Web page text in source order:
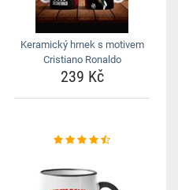
Keramický hrnek s motivem
Cristiano Ronaldo
239 Kč